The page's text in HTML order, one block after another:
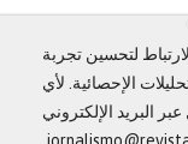
لتحسين تجربة
الإحصائية. لأي
البريد الإلكتروني